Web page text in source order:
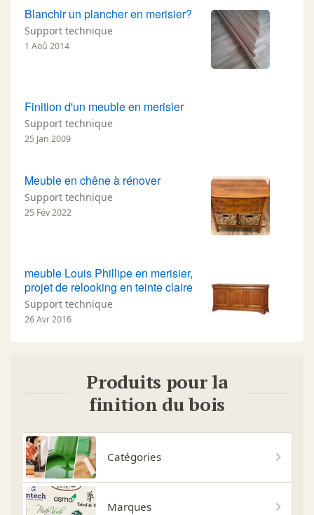
Blanchir un plancher en merisier?
Support technique
1 Aoû 2014
Finition d'un meuble en merisier
Support technique
25 Jan 2009
Meuble en chêne à rénover
Support technique
25 Fév 2022
meuble Louis Phillipe en merisier,
projet de relooking en teinte claire
Support technique
26 Avr 2016
Produits pour la
finition du bois
Catégories
Marques